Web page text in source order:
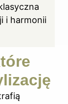
i harmonii